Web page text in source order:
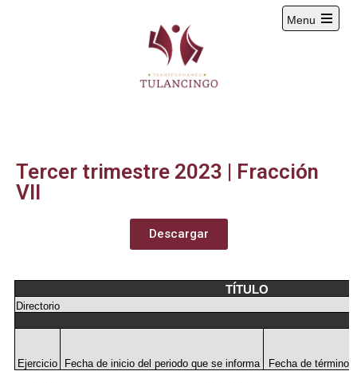
Menu
Tercer trimestre 2023 | Fracción
VII
Descargar